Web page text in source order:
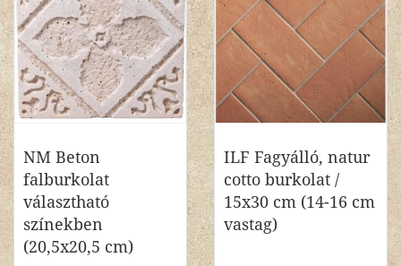
NM Beton
falburkolat
választható
színekben
(20,5x20,5 cm)
ILF Fagyálló, natur
cotto burkolat /
15x30 cm (14-16 cm
vastag)